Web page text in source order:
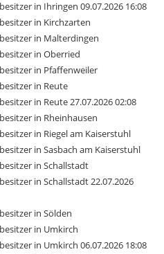
in Ihringen 09.07.2026 16:08
in Kirchzarten
in Malterdingen
in Oberried
in Pfaffenweiler
in Reute
in Reute 27.07.2026 02:08
in Rheinhausen
in Riegel am Kaiserstuhl
in Sasbach am Kaiserstuhl
in Schallstadt
in Schallstadt 22.07.2026
in Sölden
in Umkirch
in Umkirch 06.07.2026 18:08